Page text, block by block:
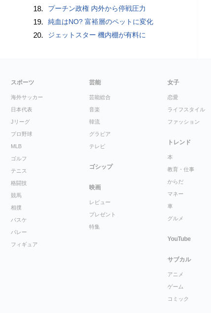
18. プーチン政権 内外から停戦圧力
19. 純血はNO? 富裕層のペットに変化
20. ジェットスター 機内棚が有料に
スポーツ
海外サッカー
日本代表
Jリーグ
プロ野球
MLB
ゴルフ
テニス
格闘技
競馬
相撲
バスケ
バレー
フィギュア
芸能
芸能総合
音楽
韓流
グラビア
テレビ
ゴシップ
映画
レビュー
プレゼント
特集
女子
恋愛
ライフスタイル
ファッション
トレンド
本
教育・仕事
からだ
マネー
車
グルメ
YouTube
サブカル
アニメ
ゲーム
コミック